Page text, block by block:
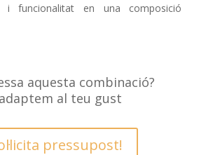
i funcionalitat en una composició
aquesta combinació?
al teu gust
pressupost!